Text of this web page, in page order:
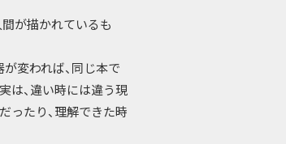
が描かれているも
変われば、同じ本で
は、違い時には違う現
ったり、理解できた時